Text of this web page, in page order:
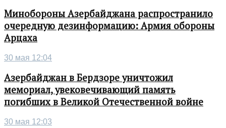
Минобороны Азербайджана распространило
очередную дезинформацию: Армия обороны
Арцаха
30 мая 12:04
Азербайджан в Бердзоре уничтожил
мемориал, увековечивающий память
погибших в Великой Отечественной войне
30 мая 12:03